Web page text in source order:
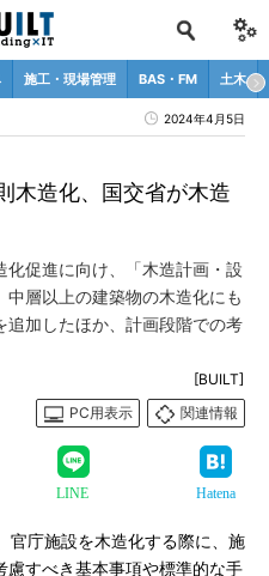
施工・現場管理 BAS・FM 土木
2024年4月5日
木造化、国交省が木造
化促進に向け、「木造計画・設
層以上の建築物の木造化にも
加したほか、計画段階での考
[BUILT]
PC用表示
関連情報
LINE Hatena
庁施設を木造化する際に、施
すべき基本事項や標準的な手